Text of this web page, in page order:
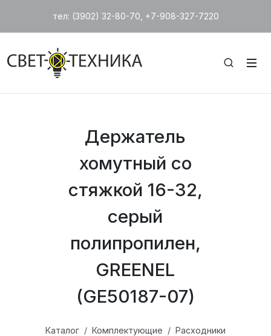
тел: (3902) 32-80-70, +7-908-327-7220
Держатель
хомутный со
стяжкой 16-32,
серый
полипропилен,
GREENEL
(GE50187-07)
Каталог Комплектующие Расходники